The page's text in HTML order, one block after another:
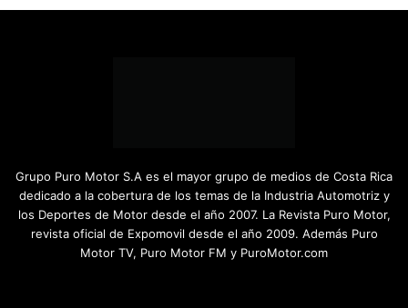
Grupo Puro Motor S.A es el mayor grupo de medios de Costa Rica
dedicado a la cobertura de los temas de la Industria Automotriz y
los Deportes de Motor desde el año 2007. La Revista Puro Motor,
revista oficial de Expomovil desde el año 2009. Además Puro
Motor TV, Puro Motor FM y PuroMotor.com